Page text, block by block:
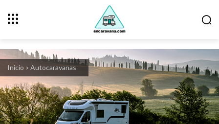
Inicio Autocaravanas